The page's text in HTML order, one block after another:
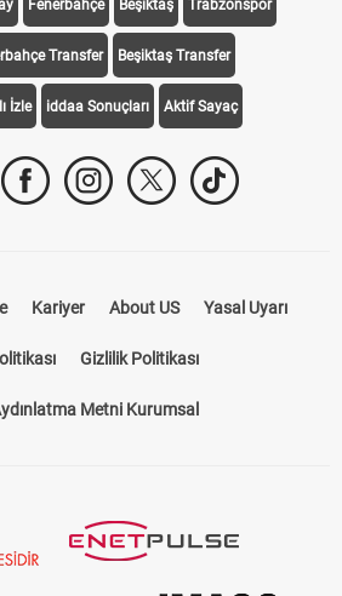
Fenerbahçe Beşiktaş Trabzonspor
Transfer Beşiktaş Transfer
İzle iddaa Sonuçları Aktif Sayaç
Kariyer About US Yasal Uyarı
Gizlilik Politikası
Metni Kurumsal